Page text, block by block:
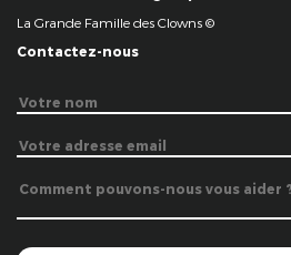
La Grande Famille des Clowns ©
Contactez-nous